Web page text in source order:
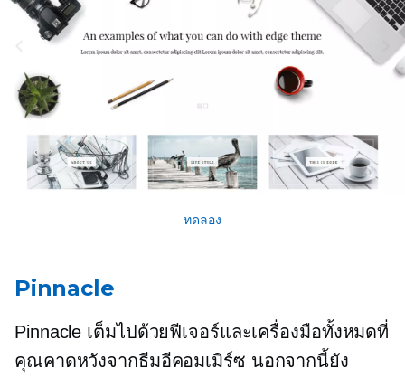
ทดลอง
Pinnacle
Pinnacle เต็มไปด้วยฟีเจอร์และเครื่องมือทั้งหมดที่
คุณคาดหวังจากธีมอีคอมเมิร์ซ นอกจากนี้ยัง